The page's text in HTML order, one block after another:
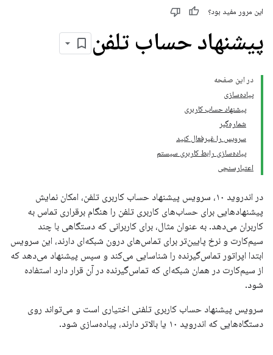
این مرور مفید بود؟
پیشنهاد حساب تلفن
در این صفحه
پیاده‌سازی
پیشنهاد حساب کاربری
شماره‌گیر
سرویس را غیرفعال کنید
پیاده‌سازی رابط کاربری سیستم
اعتبارسنجی
در اندروید ۱۰، سرویس پیشنهاد حساب کاربری تلفن، امکان نمایش
پیشنهادهایی برای حساب‌های کاربری تلفن را هنگام برقراری تماس به
کاربران می‌دهد. به عنوان مثال، برای کاربرانی که دستگاهی با چند
سیم‌کارت و نرخ پایین‌تر برای تماس‌های درون شبکه‌ای دارند، این سرویس
ابتدا اپراتور تماس‌گیرنده را شناسایی می‌کند و سپس پیشنهاد می‌دهد که
از سیم‌کارت در همان شبکه‌ای که تماس‌گیرنده در آن قرار دارد استفاده
شود.
سرویس پیشنهاد حساب کاربری تلفنی اختیاری است و می‌تواند روی
دستگاه‌هایی که اندروید ۱۰ یا بالاتر دارند، پیاده‌سازی شود.